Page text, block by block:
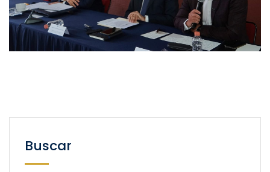
Buscar